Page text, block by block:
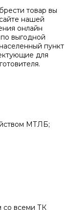
товар вы
нашей
онлайн
по выгодной
пункт
для
МТЛБ;
со всеми ТК